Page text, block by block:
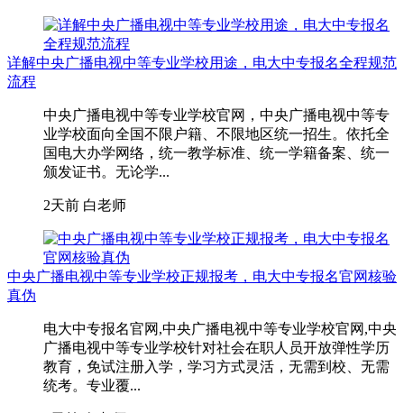
详解中央广播电视中等专业学校用途，电大中专报名全程规范
流程
中央广播电视中等专业学校官网，中央广播电视中等专
业学校面向全国不限户籍、不限地区统一招生。依托全
国电大办学网络，统一教学标准、统一学籍备案、统一
颁发证书。无论学...
2天前 白老师
中央广播电视中等专业学校正规报考，电大中专报名官网核验
真伪
电大中专报名官网,中央广播电视中等专业学校官网,中央
广播电视中等专业学校针对社会在职人员开放弹性学历
教育，免试注册入学，学习方式灵活，无需到校、无需
统考。专业覆...